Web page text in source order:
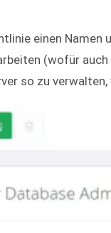
einen
(wofür
so zu